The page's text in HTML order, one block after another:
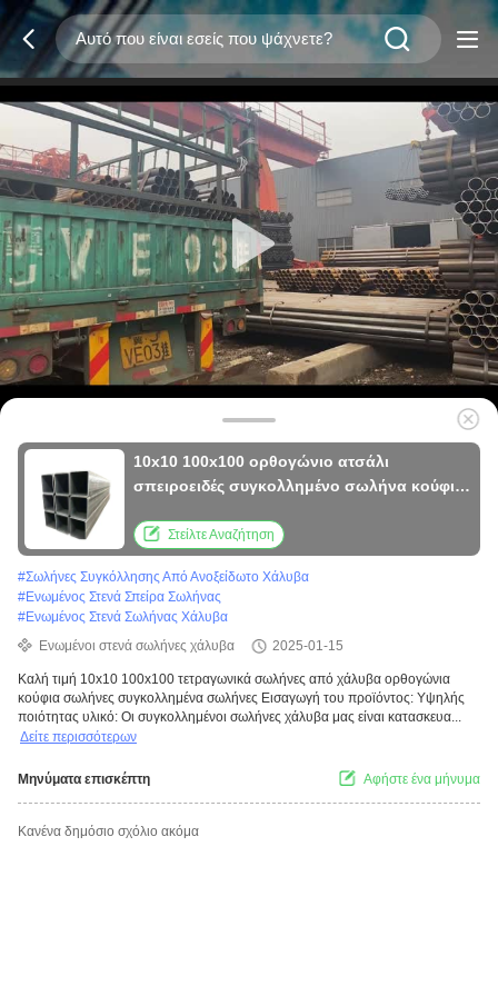
10x10 100x100 ορθογώνιο ατσάλι
σπειροειδές συγκολλημένο σωλήνα κούφιο
Στείλτε Αναζήτηση
#Σωλήνες Συγκόλλησης Από Ανοξείδωτο Χάλυβα
#Ενωμένος Στενά Σπείρα Σωλήνας
#Ενωμένος Στενά Σωλήνας Χάλυβα
Ενωμένοι στενά σωλήνες χάλυβα
2025-01-15
Καλή τιμή 10x10 100x100 τετραγωνικά σωλήνες από χάλυβα ορθογώνια
κούφια σωλήνες συγκολλημένα σωλήνες Εισαγωγή του προϊόντος: Υψηλής
ποιότητας υλικό: Οι συγκολλημένοι σωλήνες χάλυβα μας είναι κατασκευα...
Δείτε περισσότερων
Μηνύματα επισκέπτη Αφήστε ένα μήνυμα
Κανένα δημόσιο σχόλιο ακόμα